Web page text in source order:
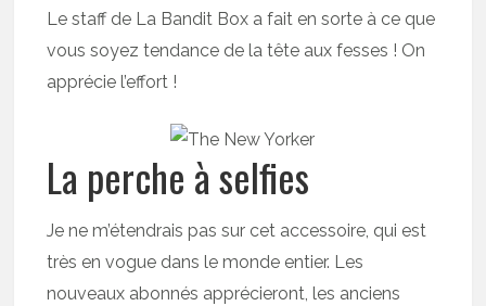
Le staff de La Bandit Box a fait en sorte à ce que
vous soyez tendance de la tête aux fesses ! On
apprécie l’effort !
La perche à selfies
Je ne m’étendrais pas sur cet accessoire, qui est
très en vogue dans le monde entier. Les
nouveaux abonnés apprécieront, les anciens